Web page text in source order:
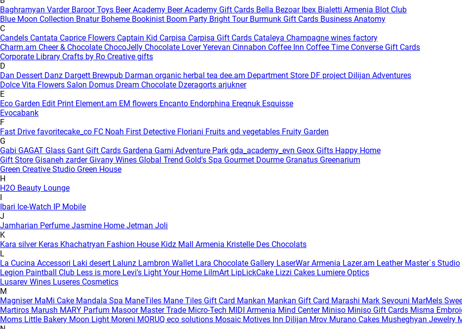
Baghramyan Varder Baroor Toys Beer Academy Beer Academy Gift Cards Bella Bezoar Ibex Bialetti Armenia Blot Club
Blue Moon Collection Bnatur Boheme Bookinist Boom Party Bright Tour Burmunk Gift Cards Business Anatomy
C
Candels Cantata Caprice Flowers Captain Kid Carpisa Carpisa Gift Cards Cataleya Champagne wines factory
Charm.am Cheer & Chocolate ChocoJelly Chocolate Lover Yerevan Cinnabon Coffee Inn Coffee Time Converse Gift Cards
Corporate Library Crafts by Ro Creative gifts
D
Dan Dessert Danz Dargett Brewpub Darman organic herbal tea dee.am Department Store DF project Dilijan Adventures
Dolce Vita Flowers Salon Domus Dream Chocolate Dzeragorts arjukner
E
Eco Garden Edit Print Element.am EM flowers Encanto Endorphina Ereqnuk Esquisse
Evocabank
F
Fast Drive favoritecake_co FC Noah First Detective Floriani Fruits and vegetables Fruity Garden
G
Gabi GAGAT Glass Gant Gift Cards Gardena Garni Adventure Park gda_academy_evn Geox Gifts Happy Home
Gift Store Gisaneh zarder Givany Wines Global Trend Gold's Spa Gourmet Dourme Granatus Greenarium
Green Creative Studio Green House
H
H2O Beauty Lounge
I
Ibari Ice-Watch IP Mobile
J
Jamharian Perfume Jasmine Home Jetman Joli
K
Kara silver Keras Khachatryan Fashion House Kidz Mall Armenia Kristelle Des Chocolats
L
La Cucina Accessori Laki desert Lalunz Lambron Wallet Lara Chocolate Gallery LaserWar Armenia Lazer.am Leather Master`s Studio
Legion Paintball Club Less is more Levi's Light Your Home LilmArt LipLickCake Lizzi Cakes Lumiere Optics
Lusarev Wines Luseres Cosmetics
M
Magniser MaMi Cake Mandala Spa ManeTiles Mane Tiles Gift Card Mankan Mankan Gift Card Marashi Mark Sevouni MarMels
Martiros Marush MARY Parfum Masoor Master Trade Micro-Tech MIDI Armenia Mind Center Miniso Miniso Gift Cards Misma
Moms Little Bakery Moon Light Moreni MORUQ eco solutions Mosaic Motives Inn Dilijan Mrov Murano Cakes Musheghyan Jewelry